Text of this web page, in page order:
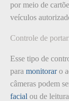
por meio de
veículos
Controle de
Esse tipo de
para monitoraro
câmeras podem
facial ou de